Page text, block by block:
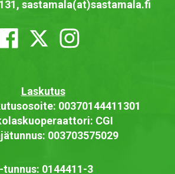
sastamala(at)sastamala.fi
Laskutus
00370144411301
CGI
003703575029
tunnus: 0144411-3